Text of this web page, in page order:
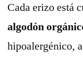
Cada erizo está
algodón
hipoalergénico,